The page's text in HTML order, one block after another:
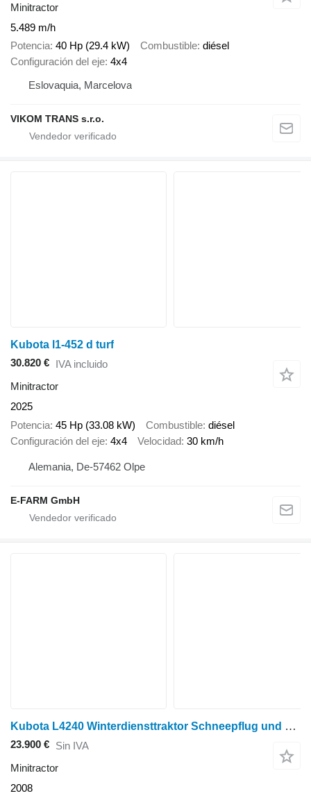
Minitractor
5.489 m/h
Potencia 40 Hp (29.4 kW) Combustible diésel
Configuración del eje 4x4
Eslovaquia, Marcelova
VIKOM TRANS s.r.o.
Kubota l1-452 d turf
30.820 € IVA incluido
Minitractor
2025
Potencia 45 Hp (33.08 kW) Combustible diésel
Configuración del eje 4x4 Velocidad 30 km/h
Alemania, De-57462 Olpe
E-FARM GmbH
Kubota L4240 Winterdiensttraktor Schneepflug und Schleuderstreuer d
23.900 € Sin IVA
Minitractor
2008